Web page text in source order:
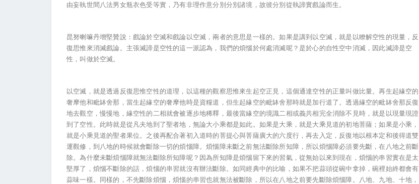
由妄執世間八法男女瓶衣色受等實，乃有非理作意分別分別諸境，故彼分別從執諦實戲論而生。
昆努喇嘛丹增堅贊說：戲論於空滅和戲論以空滅，兩者的意思是一樣的。如果是講到以空滅，就是以瞭解空性的現量，反
復思惟來消滅戲論。主張滅諦是空性的這一派認為，我們的煩惱於何處消滅呢？是於心的自性空中消滅，因此滅諦是空
性，叫做於空滅。
以空滅，就是透過反復思惟空性的道理，以這種的觀察思惟來生起空正見，這個通達空性的正量叫做比量。再生起緣空的
奢摩他和毗缽舍那，當生起緣空的奢摩他時是資糧道，但生起緣空的毗缽舍那時就是加行道了。透過緣空的毗缽舍那反復
地去觀空，慢慢地，緣空性的二相就會被逐步地稀釋，最後當緣空的境識二相或義共相完全消除不見時，就是以現量現證
到了空性。此時就是從凡夫地到了聖者地，無論大小乘都是如此。如果是大乘，就是大乘見道的初地菩薩；如果是小乘，
就是小乘見道的聖者果位。之後再配合著初入道時的菩提心與菩薩廣大的六度行，再去入定，反復地以根本定和後得道雙
運觀修，到八地的時候就會斷除一切的煩惱障。煩惱障未斷之前無法斷除所知障，所以煩惱障必須要先斷，在八地之前斷
除。為什麼未斷煩惱障就無法斷除所知障呢？因為所知障是煩惱留下來的習氣，從無始以來到現在，煩惱的串習實在是太
堅厚了，煩惱不斷除的話，煩惱的串習就沒有辦法斷除。如同經典中的比喻，如果不把蒜頭從碗中拿掉，碗裡始終都會有
蒜味一樣。同樣的，不先斷除煩惱，煩惱的串習也就無法被斷除，所以在八地之前要先斷除煩惱障。八地、九地、十地，